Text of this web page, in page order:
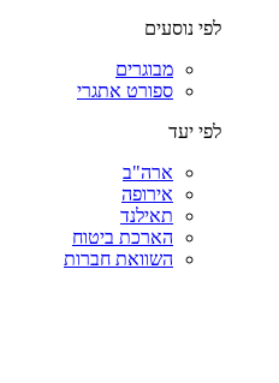
לפי נוסעים
מבוגרים
ספורט אתגרי
לפי יעד
ארה"ב
אירופה
תאילנד
הארכת ביטוח
השוואת חברות